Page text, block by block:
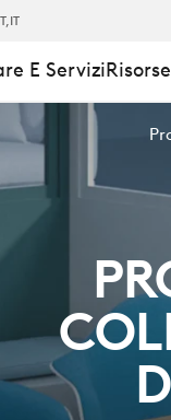
,IT
E ServiziRisorse